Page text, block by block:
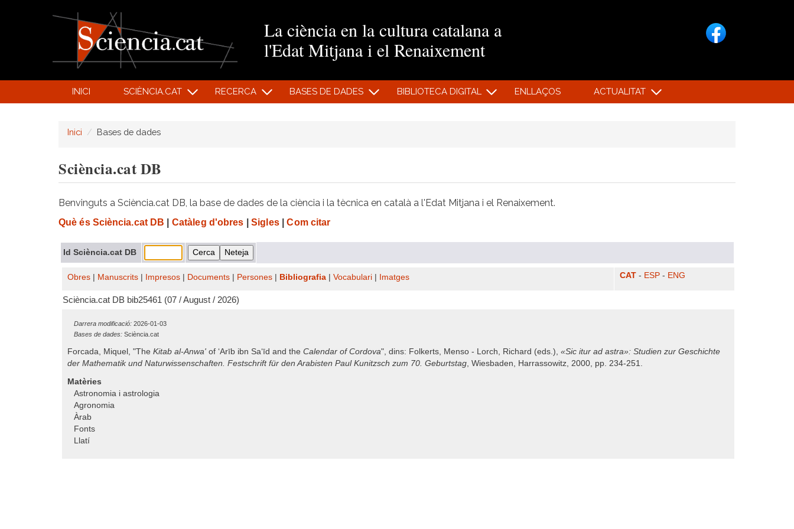
La ciència en la cultura catalana a
l'Edat Mitjana i el Renaixement
INICI SCIÈNCIA.CAT RECERCA BASES DE DADES BIBLIOTECA DIGITAL ENLLAÇOS ACTUALITAT
Inici Bases de dades
Sciència.cat DB
Benvinguts a Sciència.cat DB, la base de dades de la ciència i la tècnica en català a l'Edat Mitjana i el Renaixement.
Què és Sciència.cat DB Catàleg d'obres Sigles| Com citar
Id Sciència.cat DB
Obres Manuscrits Impresos Documents Persones Bibliografia Vocabulari Imatges CAT - ESP - ENG
Sciència.cat DB bib25461 (07 / August / 2026)
Darrera modificació: 2026-01-03
Bases de dades: Sciència.cat
Forcada, Miquel, "The Kitab al-Anwa' of ‘Arīb ibn Sa‘īd and the Calendar of Cordova", dins: Folkerts, Menso - Lorch, Richard (eds.), «Sic itur ad astra»: Studien zur Geschichte
der Mathematik und Naturwissenschaften. Festschrift für den Arabisten Paul Kunitzsch zum 70. Geburtstag, Wiesbaden, Harrassowitz, 2000, pp. 234-251.
Matèries
Astronomia i astrologia
Agronomia
Àrab
Fonts
Llatí